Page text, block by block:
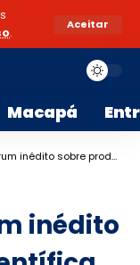
.
Aceitar
Macapá
produção científica na amazônia
inédito